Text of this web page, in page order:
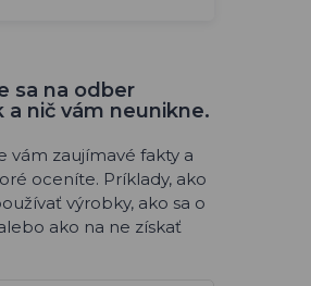
sa na odber
a nič vám neunikne.
vám zaujímavé fakty a
oceníte. Príklady, ako
výrobky, ako sa o
ako na ne získať